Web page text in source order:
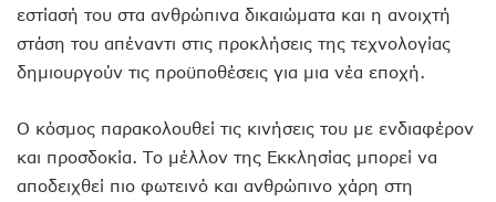
εστίασή του στα ανθρώπινα δικαιώματα και η ανοιχτή
στάση του απέναντι στις προκλήσεις της τεχνολογίας
δημιουργούν τις προϋποθέσεις για μια νέα εποχή.
Ο κόσμος παρακολουθεί τις κινήσεις του με ενδιαφέρον
και προσδοκία. Το μέλλον της Εκκλησίας μπορεί να
αποδειχθεί πιο φωτεινό και ανθρώπινο χάρη στη